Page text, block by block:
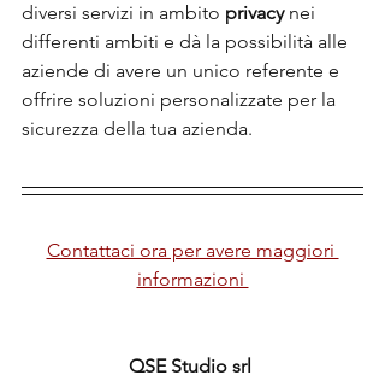
diversi servizi in ambito privacy nei
differenti ambiti e dà la possibilità alle
aziende di avere un unico referente e
offrire soluzioni personalizzate per la
sicurezza della tua azienda.
Contattaci ora per avere maggiori
informazioni
QSE Studio srl